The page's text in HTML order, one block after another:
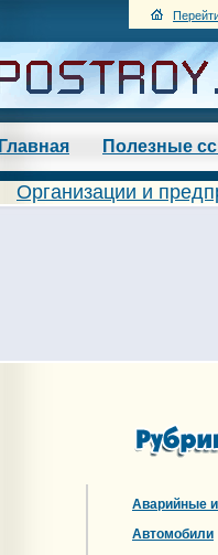
Главная Полезные
Организации и
Аварийные
Автомобили